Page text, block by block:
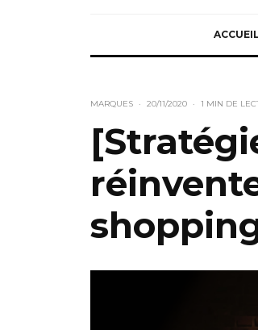
ACCUEIL
MARQUES · 20/11/2020 · 1 MIN DE